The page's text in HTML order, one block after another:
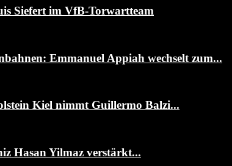
Siefert im VfB-Torwartteam
Emmanuel Appiah wechselt zum...
Kiel nimmt Guillermo Balzi...
Hasan Yilmaz verstärkt...